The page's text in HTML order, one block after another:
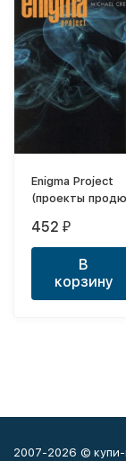
Enigma Project
(проекты
Jens Gad)
452 ₽
В
корзину
2007-2026 © купи-